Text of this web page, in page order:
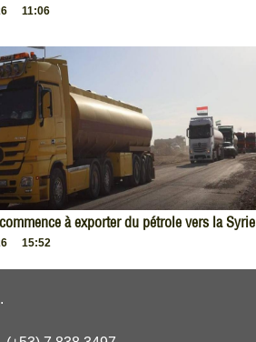
11:06
commence à exporter du pétrole vers la Syrie
15:52